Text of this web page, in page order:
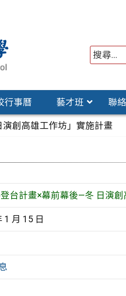
行事曆 藝才班 聯
演創高雄工作坊」實施計畫
登台計畫×幕前幕後—冬 日演
1 月 15 日